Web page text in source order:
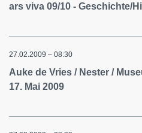
ars viva 09/10 - Geschichte/
27.02.2009 – 08:30
Auke de Vries / Nester /
17. Mai 2009